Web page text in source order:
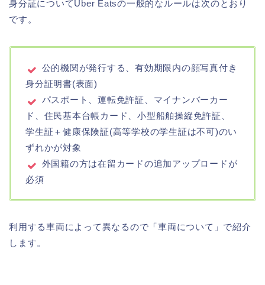
身分証についてUber Eatsの一般的なルールは次のとおり
です。
公的機関が発行する、有効期限内の顔写真付き
身分証明書(表面)
パスポート、運転免許証、マイナンバーカー
ド、住⺠基本台帳カード、小型船舶操縦免許証、
学生証＋健康保険証(高等学校の学生証は不可)のい
ずれかが対象
外国籍の方は在留カードの追加アップロードが
必須
利用する車両によって異なるので「車両について」で紹介
します。